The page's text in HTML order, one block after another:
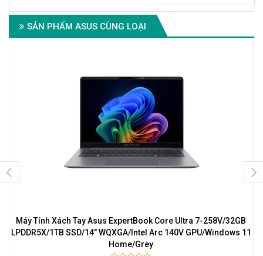
SẢN PHẨM ASUS CÙNG LOẠI
Máy Tính Xách Tay Asus ExpertBook Core Ultra 7-258V/32GB
LPDDR5X/1TB SSD/14" WQXGA/Intel Arc 140V GPU/Windows 11
Home/Grey